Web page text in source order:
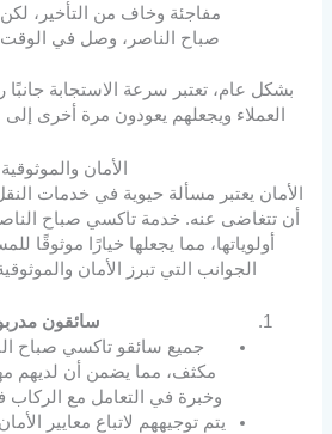
مفاجئة وخاف من التأخير،
صباح الناصر، وصل في
بشكل عام، تعتبر سرعة الاستجابة
العملاء ويجعلهم يعودون مرة أخرى
الأمان والموثوقية
الأمان يعتبر مسألة حيوية في خدمات
أن تتغاضى عنه. خدمة تاكسي صباح
أولوياتها، مما يجعلها خيارًا موثوقًا
الجوانب التي تبرز الأمان
سائقون
جميع سائقو تاكسي صباح
مكثف، مما يضمن أن لديهم
وخبرة في التعامل مع
يتم توجيههم لاتباع معايير